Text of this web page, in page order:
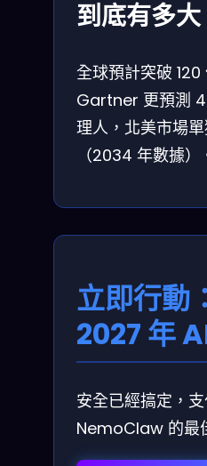
到底有多大
全球預計突破
Gartner 更預測
理人，北美市場
（2034 年數據）
立即行動
2027 年
安全已經搞定，
NemoClaw 的最